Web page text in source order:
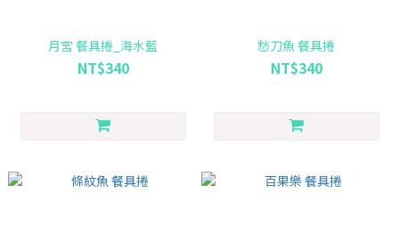
月宮 餐具捲_海水藍
NT$340
愁刀魚 餐具捲
NT$340